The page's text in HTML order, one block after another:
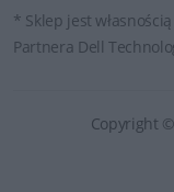
* Sklep jest
Partnera Dell
Copyright